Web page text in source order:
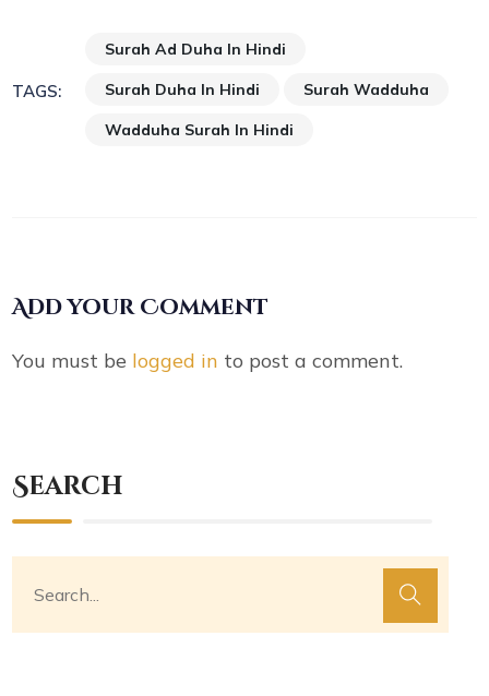
TAGS:
Surah Ad Duha In Hindi
Surah Duha In Hindi Surah Wadduha
Wadduha Surah In Hindi
Add your Comment
You must be logged in to post a comment.
Search